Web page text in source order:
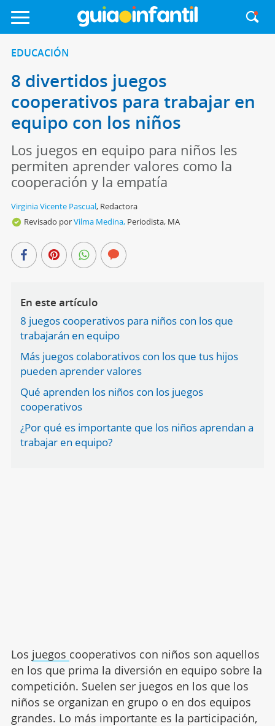
EDUCACIÓN
8 divertidos juegos
cooperativos para trabajar en
equipo con los niños
Los juegos en equipo para niños les
permiten aprender valores como la
cooperación y la empatía
Virginia Vicente Pascual, Redactora
Revisado porVilma Medina, Periodista, MA
En este artículo
8 juegos cooperativos para niños con los que
trabajarán en equipo
Más juegos colaborativos con los que tus hijos
pueden aprender valores
Qué aprenden los niños con los juegos
cooperativos
¿Por qué es importante que los niños aprendan a
trabajar en equipo?
Los juegos cooperativos con niños son aquellos
en los que prima la diversión en equipo sobre la
competición. Suelen ser juegos en los que los
niños se organizan en grupo o en dos equipos
grandes. Lo más importante es la participación,